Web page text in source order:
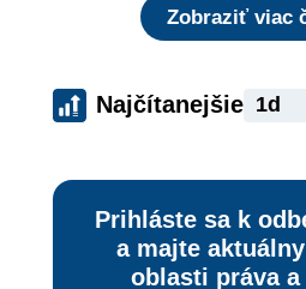
Zobraziť viac
Najčítanejšie 1d
Prihláste sa k
a majte
oblasti práva a